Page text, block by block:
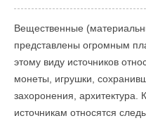
Вещественные
представлены огромным
этому виду источников
монеты, игрушки,
захоронения, архитектура.
источникам относятся